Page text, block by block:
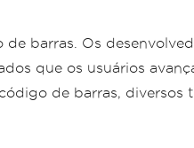
barras. Os
que os usuários
de barras, diversos